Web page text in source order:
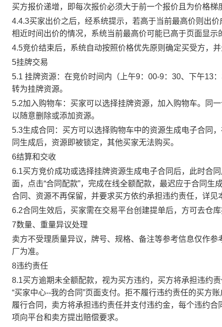
买方报价递增，即每次报价必须大于前一个报价且为价格
4.4.3买家出价之后，经系统提示，若高于当前最高价则出
相近时间出价的情况，系统当前最高价可能已高于页面显示
4.5竞价结束后，系统自动按照价格优先原则确定买受方，
5挂牌交易
5.1 挂牌资源：在竞价时间内（上午9：00-9：30、下午13
转为挂牌资源。
5.2加入购物车：买家可以选择挂牌资源，加入购物车。同
以随意删除或添加资源。
5.3生成合同：买方可以选择购物车中的资源生成电子合同
同生成后，资源即被锁定，其他买家无法购买。
6结算和交收
6.1买方竞价成功或选择挂牌资源生成电子合同后，此时合
面，点击“合同配款”，完成在线全额配款，最迟应于合同
合同、资源不再保留，并要求买方依约承担违约责任，详见
6.2合同生效后，买家需在交易平台创建提单后，方可去仓
7数量、重量异议处理
卖方不受理质量异议，牌号、规格、备注等参考信息仅作
厂为准。
8违约责任
8.1买方逾期未全额配款，视为买方违约，买方将承担违约
“买家中心--我的合同”页面支付。拒不履行违约责任的买方
履行合同，卖方将承担违约责任并支付违约金，每个违约
项向平台和卖方提出赔偿要求。